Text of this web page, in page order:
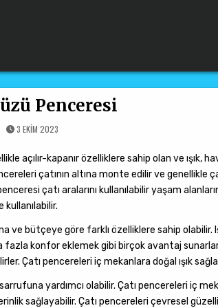
Penceresi
3 EKIM 2023
açılır-kapanır özelliklere sahip olan ve ışık,
çatının altına monte edilir ve genellikle
çatı aralarını kullanılabilir yaşam
ve bütçeye göre farklı özelliklere sahip olabilir.
konfor eklemek gibi birçok avantaj sunarlar.
Çatı pencereleri iç mekanlara doğal ışık
yardımcı olabilir. Çatı pencereleri iç
sağlayabilir. Çatı pencereleri çevresel